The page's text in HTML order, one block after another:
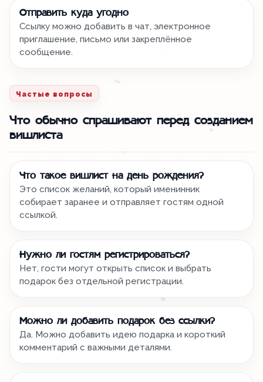
Отправить куда угодно
Ссылку можно добавить в чат, электронное
приглашение, письмо или закреплённое
сообщение.
Частые вопросы
Что обычно спрашивают перед созданием
вишлиста
Что такое вишлист на день рождения?
Это список желаний, который именинник
собирает заранее и отправляет гостям одной
ссылкой.
Нужно ли гостям регистрироваться?
Нет, гости могут открыть список и выбрать
подарок без отдельной регистрации.
Можно ли добавить подарок без ссылки?
Да. Можно добавить идею подарка и короткий
комментарий с важными деталями.